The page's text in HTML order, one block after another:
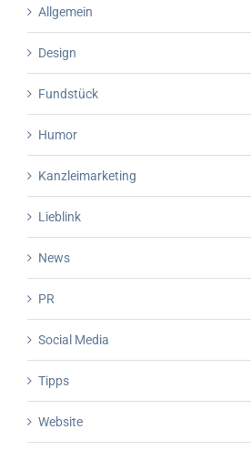
Allgemein
Design
Fundstück
Humor
Kanzleimarketing
Lieblink
News
PR
Social Media
Tipps
Website